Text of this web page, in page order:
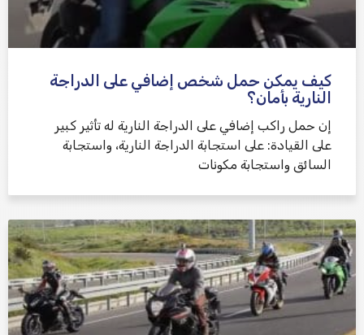
كيف يمكن حمل شخص إضافي على الدراجة
النارية بأمان؟
إن حمل راكب إضافي على الدراجة النارية له تأثير كبير
على القيادة: على استجابة الدراجة النارية، واستجابة
السائق واستجابة مكونات